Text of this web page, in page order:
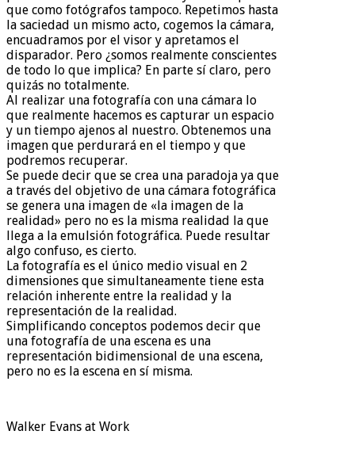
que como fotógrafos tampoco. Repetimos hasta
la saciedad un mismo acto, cogemos la cámara,
encuadramos por el visor y apretamos el
disparador. Pero ¿somos realmente conscientes
de todo lo que implica? En parte sí claro, pero
quizás no totalmente.
Al realizar una fotografía con una cámara lo
que realmente hacemos es capturar un espacio
y un tiempo ajenos al nuestro. Obtenemos una
imagen que perdurará en el tiempo y que
podremos recuperar.
Se puede decir que se crea una paradoja ya que
a través del objetivo de una cámara fotográfica
se genera una imagen de «la imagen de la
realidad» pero no es la misma realidad la que
llega a la emulsión fotográfica. Puede resultar
algo confuso, es cierto.
La fotografía es el único medio visual en 2
dimensiones que simultaneamente tiene esta
relación inherente entre la realidad y la
representación de la realidad.
Simplificando conceptos podemos decir que
una fotografía de una escena es una
representación bidimensional de una escena,
pero no es la escena en sí misma.
Walker Evans at Work